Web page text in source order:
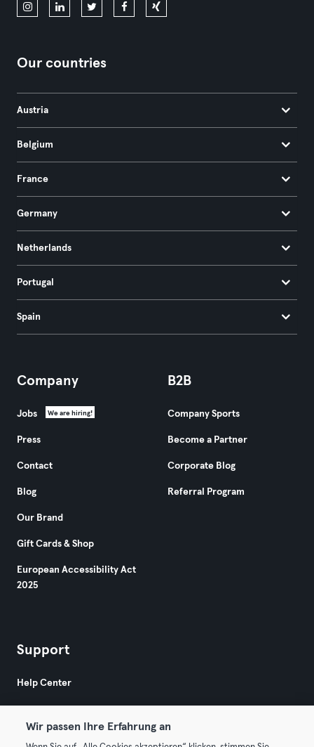
Our countries
Austria
Belgium
France
Germany
Netherlands
Portugal
Spain
Company
Jobs We are hiring!
Press
Contact
Blog
Our Brand
Gift Cards & Shop
European Accessibility Act
2025
B2B
Company Sports
Become a Partner
Corporate Blog
Referral Program
Support
Help Center
Wir passen Ihre Erfahrung an